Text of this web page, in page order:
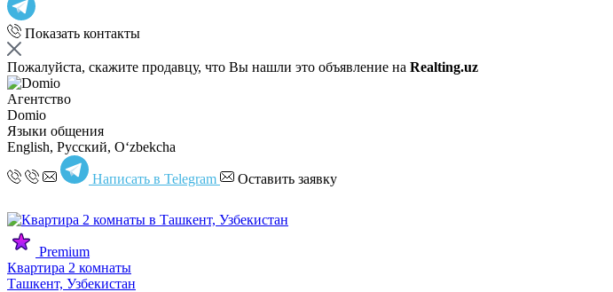
Показать контакты
Пожалуйста, скажите продавцу, что Вы нашли это объявление на Realting.uz
Агентство
Domio
Языки общения
English, Русский, Oʻzbekcha
Написать в Telegram Оставить заявку
Premium
Квартира 2 комнаты
Ташкент, Узбекистан